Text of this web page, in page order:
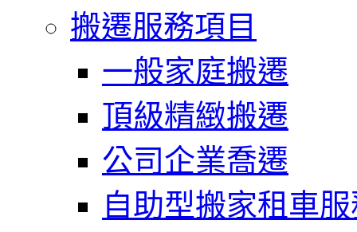
搬遷服務項目
一般家庭搬遷
頂級精緻搬遷
公司企業喬遷
自助型搬家租車